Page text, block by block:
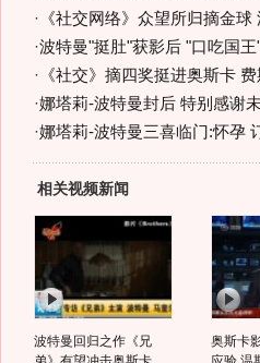
· 《社交网络》众望所归摘金
·波特曼"挺肚"获影后 "口吃国
· 《社交》摘四奖挺进奥斯卡
·娜塔莉-波特曼封后 特别感谢
·娜塔莉-波特曼三喜临门:怀孕
相关视频新闻
波特曼回归之作《兄
奥斯卡